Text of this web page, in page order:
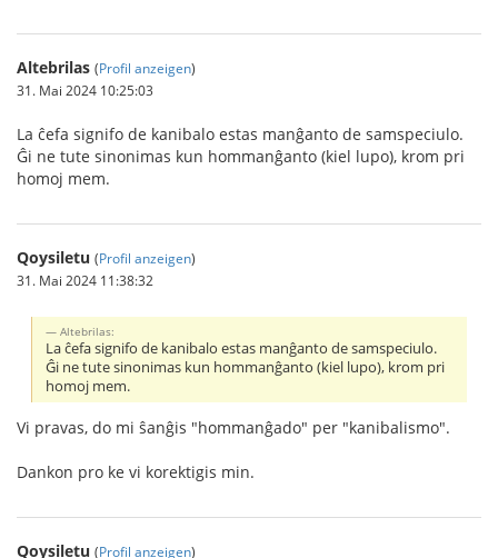
Altebrilas (Profil anzeigen)
31. Mai 2024 10:25:03
La ĉefa signifo de kanibalo estas manĝanto de samspeciulo.
Ĝi ne tute sinonimas kun hommanĝanto (kiel lupo), krom pri
homoj mem.
Qoysiletu (Profil anzeigen)
31. Mai 2024 11:38:32
Altebrilas:
La ĉefa signifo de kanibalo estas manĝanto de samspeciulo.
Ĝi ne tute sinonimas kun hommanĝanto (kiel lupo), krom pri
homoj mem.
Vi pravas, do mi ŝanĝis "hommanĝado" per "kanibalismo".
Dankon pro ke vi korektigis min.
Qoysiletu (Profil anzeigen)